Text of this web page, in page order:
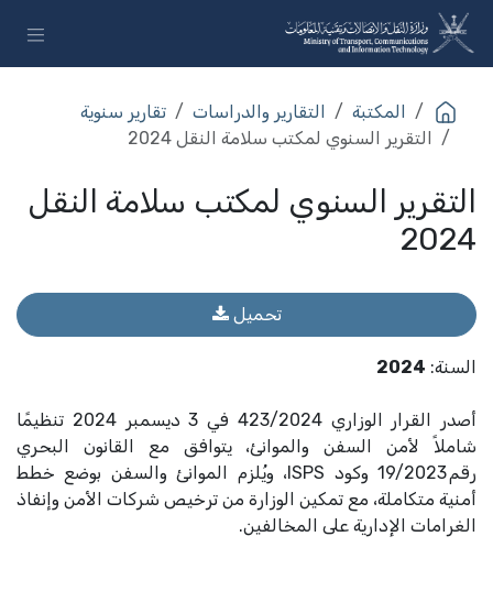
تخطي للذهاب إلى المحتوى
المكتبة التقارير والدراسات
تقارير سنوية
التقرير السنوي لمكتب سلامة النقل 2024
التقرير السنوي لمكتب سلامة النقل
2024
السنة:
2024
أصدر القرار الوزاري 423/2024 في 3 ديسمبر 2024 تنظيمًا
شاملاً لأمن السفن والموانئ، يتوافق مع القانون البحري
رقم 19/2023 وكود ISPS، ويُلزم الموانئ والسفن بوضع خطط
أمنية متكاملة، مع تمكين الوزارة من ترخيص شركات الأمن وإنفاذ
الغرامات الإدارية على المخالفين.
تحميل